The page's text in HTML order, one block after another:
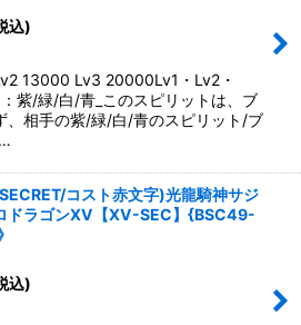
絞り込む
込)
13000 Lv3 20000Lv1・Lv2・
紫/緑/白/青_このスピリットは、ブ
、相手の紫/緑/白/青のスピリット/ブ
コスト赤文字)光龍騎神サジ
ドラゴンXV【XV-SEC】{BSC49-
込)